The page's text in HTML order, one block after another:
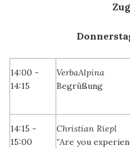
14:00 -
14:15
VerbaAlpina
Begrüßung
14:15 -
15:00
Christian Riepl
"Are you